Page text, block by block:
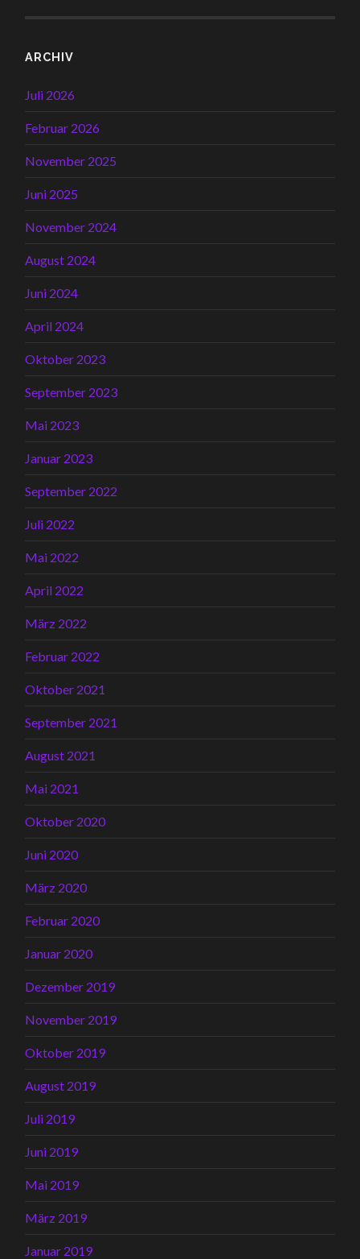
ARCHIV
Juli 2026
Februar 2026
November 2025
Juni 2025
November 2024
August 2024
Juni 2024
April 2024
Oktober 2023
September 2023
Mai 2023
Januar 2023
September 2022
Juli 2022
Mai 2022
April 2022
März 2022
Februar 2022
Oktober 2021
September 2021
August 2021
Mai 2021
Oktober 2020
Juni 2020
März 2020
Februar 2020
Januar 2020
Dezember 2019
November 2019
Oktober 2019
August 2019
Juli 2019
Juni 2019
Mai 2019
März 2019
Januar 2019